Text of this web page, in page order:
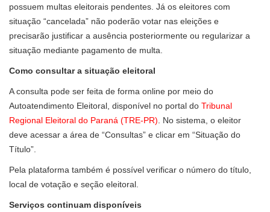
possuem multas eleitorais pendentes. Já os eleitores com
situação “cancelada” não poderão votar nas eleições e
precisarão justificar a ausência posteriormente ou regularizar a
situação mediante pagamento de multa.
Como consultar a situação eleitoral
A consulta pode ser feita de forma online por meio do
Autoatendimento Eleitoral, disponível no portal do Tribunal
Regional Eleitoral do Paraná (TRE-PR). No sistema, o eleitor
deve acessar a área de “Consultas” e clicar em “Situação do
Título”.
Pela plataforma também é possível verificar o número do título,
local de votação e seção eleitoral.
Serviços continuam disponíveis